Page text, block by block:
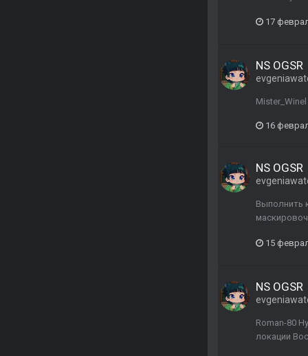
17
NS OGSR
16
NS OGSR
Выполнить
15
NS OGSR
Roman-80
локации